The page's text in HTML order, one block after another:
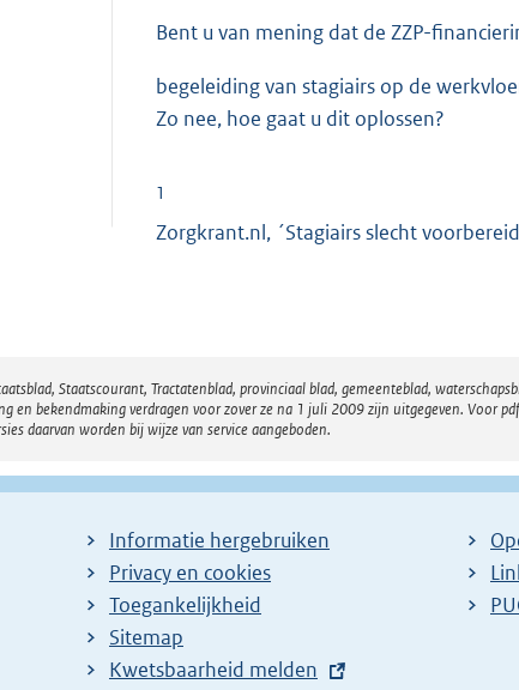
Bent u van mening dat de ZZP-
begeleiding van stagiairs op de
Zo nee, hoe gaat u dit oplossen?
1
Zorgkrant.nl, ´Stagiairs slecht
Staatscourant, Tractatenblad, provinciaal blad, gemeenteblad,
en bekendmaking verdragen voor zover ze na 1 juli 2009 zijn uitgegeven. Voor
daarvan worden bij wijze van service aangeboden.
Informatie hergebruiken
Privacy en cookies
Toegankelijkheid
Sitemap
E
Kwetsbaarheid melden